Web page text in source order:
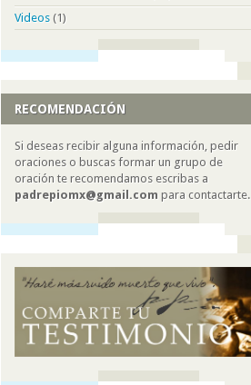
Videos (1)
RECOMENDACIÓN
Si deseas recibir alguna información, pedir
oraciones o buscas formar un grupo de
oración te recomendamos escribas a
padrepiomx@gmail.com para contactarte.